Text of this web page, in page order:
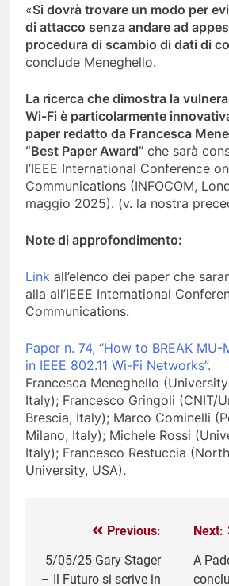
«Si dovrà trovare un modo per
di attacco senza andare ad
procedura di scambio di dati di
conclude Meneghello.
La ricerca che dimostra la
Wi-Fi è particolarmente
paper redatto da Francesca
“Best Paper Award” che sarà
l’IEEE International Conference
Communications (INFOCOM,
maggio 2025). (v. la nostra
Note di approfondimento:
Link all’elenco dei paper che
alla all’IEEE International
Communications.
Paper n. 74, “How to BREAK MU-
in IEEE 802.11 Wi-Fi Networks”.
Francesca Meneghello
Italy); Francesco Gringoli (CNIT/
Brescia, Italy); Marco Cominelli
Milano, Italy); Michele Rossi
Italy); Francesco Restuccia
University, USA).
Previous:
5/05/25 Gary Stager
– Il Futuro si scrive in
Next:
A